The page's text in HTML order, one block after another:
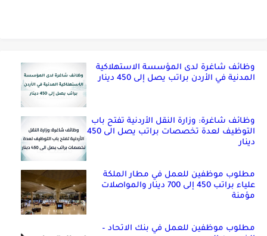
وظائف شاغرة لدى المؤسسة الاستهلاكية
المدنية في الأردن براتب يصل إلى 450 دينار
وظائف شاغرة: وزارة النقل الأردنية تفتح باب
التوظيف لعدة تخصصات براتب يصل الى 450
دينار
مطلوب موظفين للعمل في مطار الملكة
علياء براتب 450 إلى 700 دينار والمواصلات
مؤمنة
مطلوب موظفين للعمل في بنك الاتحاد –